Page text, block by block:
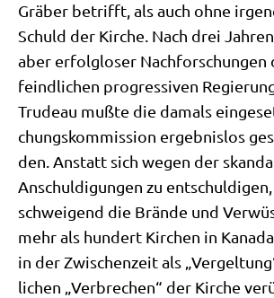
Grä­ber betrifft, als auch ohne
Schuld der Kir­che. Nach drei
aber erfolg­lo­ser
feind­li­chen pro­gres­si­ven
Tru­deau muß­te die damals
chungs­kom­mis­si­on ergeb­nis­los
den. Anstatt sich wegen der
Anschul­di­gun­gen zu
schwei­gend die Brän­de und
mehr als hun­dert Kir­chen in
in der Zwi­schen­zeit als
li­chen „Ver­bre­chen“ der Kir­che